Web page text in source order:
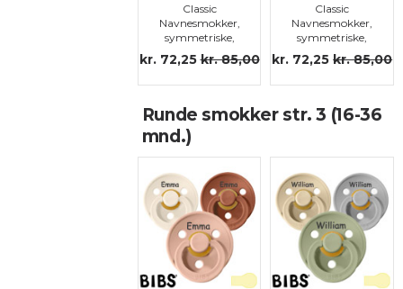
Classic
Navnesmokker,
symmetriske,
silikon str.3
kr. 72,25 kr. 85,00
Classic
Navnesmokker,
symmetriske,
silikon str.3
kr. 72,25 kr. 85,00
Runde smokker str. 3 (16-36
mnd.)